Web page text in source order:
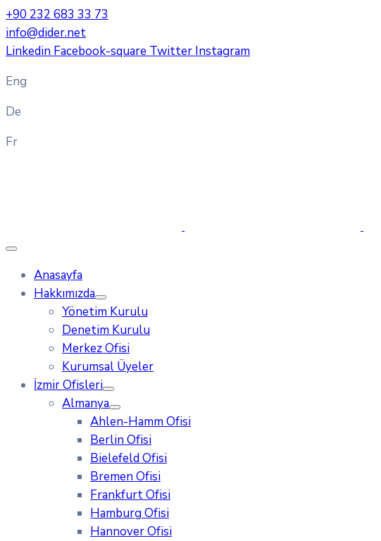
+90 232 683 33 73
info@dider.net
Linkedin Facebook-square Twitter Instagram
Eng
De
Fr
Anasayfa
Hakkımızda
Yönetim Kurulu
Denetim Kurulu
Merkez Ofisi
Kurumsal Üyeler
İzmir Ofisleri
Almanya
Ahlen-Hamm Ofisi
Berlin Ofisi
Bielefeld Ofisi
Bremen Ofisi
Frankfurt Ofisi
Hamburg Ofisi
Hannover Ofisi